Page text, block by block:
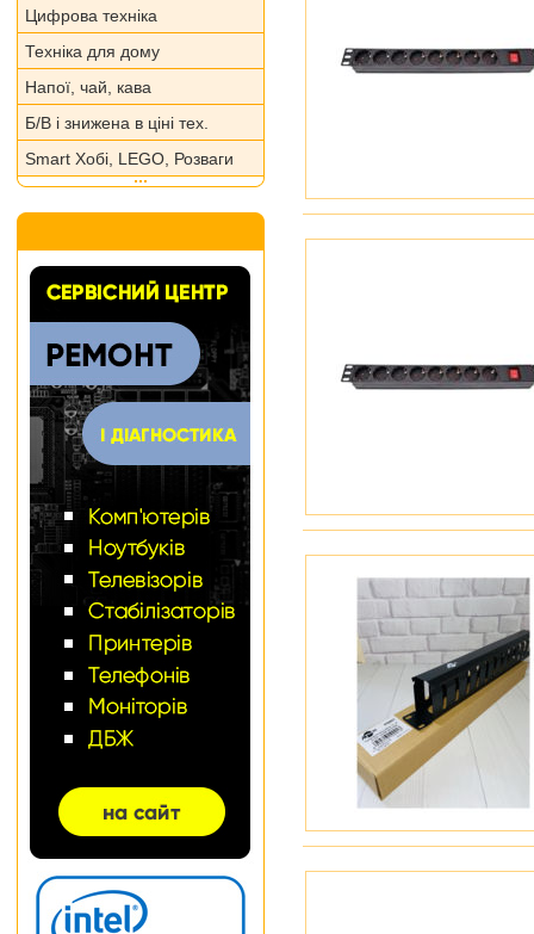
Цифрова техніка
Техніка для дому
Напої, чай, кава
Б/В і знижена в ціні тех.
Smart Хобі, LEGO, Розваги